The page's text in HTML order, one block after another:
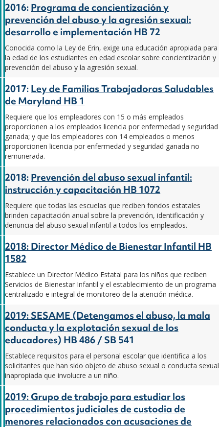
2016: Programa de concientización y
prevención del abuso y la agresión sexual:
desarrollo e implementación HB 72
Conocida como la Ley de Erin, exige una educación apropiada para
la edad de los estudiantes en edad escolar sobre concientización y
prevención del abuso y la agresión sexual.
2017: Ley de Familias Trabajadoras Saludables
de Maryland HB 1
Requiere que los empleadores con 15 o más empleados
proporcionen a los empleados licencia por enfermedad y seguridad
ganada; y que los empleadores con 14 empleados o menos
proporcionen licencia por enfermedad y seguridad ganada no
remunerada.
2018: Prevención del abuso sexual infantil:
instrucción y capacitación HB 1072
Requiere que todas las escuelas que reciben fondos estatales
brinden capacitación anual sobre la prevención, identificación y
denuncia del abuso sexual infantil a todos los empleados.
2018: Director Médico de Bienestar Infantil HB
1582
Establece un Director Médico Estatal para los niños que reciben
Servicios de Bienestar Infantil y el establecimiento de un programa
centralizado e integral de monitoreo de la atención médica.
2019: SESAME (Detengamos el abuso, la mala
conducta y la explotación sexual de los
educadores) HB 486 / SB 541
Establece requisitos para el personal escolar que identifica a los
solicitantes que han sido objeto de abuso sexual o conducta sexual
inapropiada que involucre a un niño.
2019: Grupo de trabajo para estudiar los
procedimientos judiciales de custodia de
menores relacionados con acusaciones de